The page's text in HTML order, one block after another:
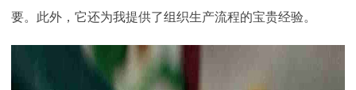
要。此外，它还为我提供了组织生产流程的宝贵经验。